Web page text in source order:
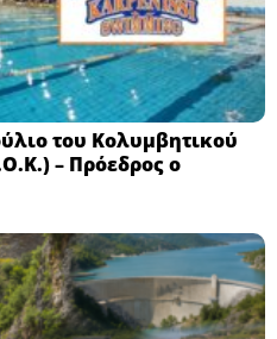
του Κολυμβητικού
– Πρόεδρος ο